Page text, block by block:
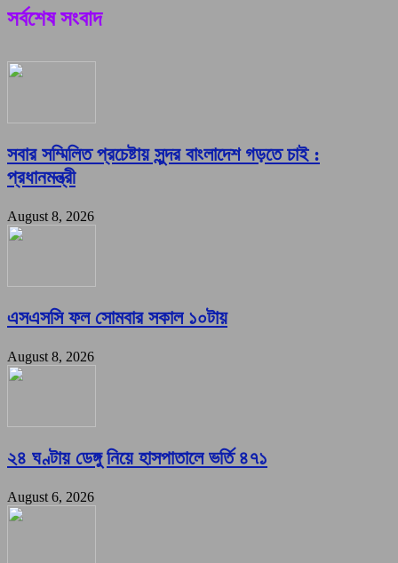
সর্বশেষ সংবাদ
সবার সম্মিলিত প্রচেষ্টায় সুন্দর বাংলাদেশ গড়তে চাই :
প্রধানমন্ত্রী
August 8, 2026
এসএসসি ফল সোমবার সকাল ১০টায়
August 8, 2026
২৪ ঘণ্টায় ডেঙ্গু নিয়ে হাসপাতালে ভর্তি ৪৭১
August 6, 2026